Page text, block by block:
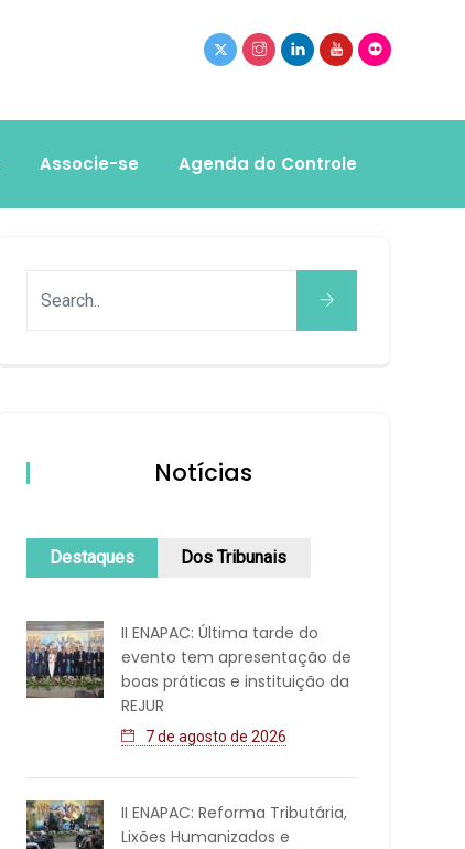
Associe-se Agenda do Controle
Notícias
Destaques Dos Tribunais
II ENAPAC: Última tarde do
evento tem apresentação de
boas práticas e instituição da
REJUR
7 de agosto de 2026
II ENAPAC: Reforma Tributária,
Lixões Humanizados e